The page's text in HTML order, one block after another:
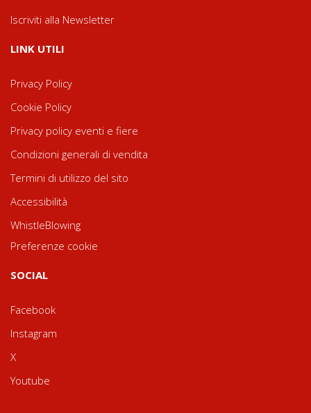
Iscriviti alla Newsletter
LINK UTILI
Privacy Policy
Cookie Policy
Privacy policy eventi e fiere
Condizioni generali di vendita
Termini di utilizzo del sito
Accessibilità
WhistleBlowing
Preferenze cookie
SOCIAL
Facebook
Instagram
X
Youtube